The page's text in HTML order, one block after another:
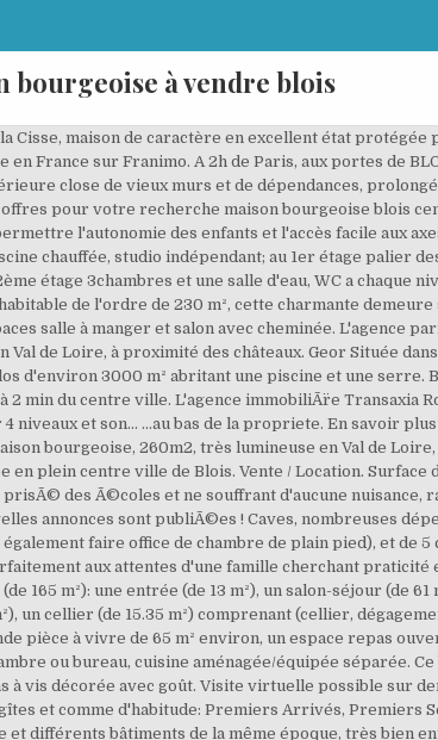
bourgeoise à vendre blois
de plain pied ou de pouvoir y loger un membre de la famille. GEORGE V Immobilier vous propose, dans un village des bords de Loire une belle et spacieuse maison Renaissance de 350 m² environ, alliant confort et authenticité, en excellent état édifiée sur le terrain de 1500 m² environ. Courette pouvant accueillir une voiture 250 m² composée au rez-de-chaussée : d'une entrée, cuisine aménagée avec espace repas et accès terrasse, séjour de 30 m², 2 salons, bureau ; au 1er étage : 4 chambres dont une avec salle d'eau privative ; une chambre d'amis avec salle d'eau en 1/2 étage ; un grenier aménagé au second. Accès à l'étage à une grande chambre (située au dessus de la cuisine, salle à manger, buanderie). Au même niveau, deux terrasses dont une couverte. Dressing, buanderie, cellier. Cette propriété bénéficie d'un environnement exceptionnel, sans aucune nuisance. Grandes caves. BLOIS proche centre ville, belle demeure bourgeoise de 400 m2 environ avec maison d'amis , 7 chambres et dépendances.Dans un parc clos et arboré, grande maison de maître de style Mansard, dans un des quartiers les plus réputés de Blois. Ce bien vous est proposé par un agent commercial. A 10 minutes de la sortie 12 de l'A85, 20 minutes de la sortie 18 de l'A 10, a 45 minutes de Tours, 25 minutes de Blois... Maison Bourgeoise sur 4 niveaux (caves et combles inclues). Dans la toute proche périphérie de BLOIS, à deux pas de toutes les commodités et des axes de communication, belle maison bourgeoise en parfait état, implantée sur un vaste terrain arboré et clos d'environ 2000 m² avec garage. Elle dispose d'agréables pièces de vie donnant sur jardin clos et de 5 chambres. Agent commercial immatriculÃ© au RSAC de BLOIS sous le numÃ©ro 830 145 --- RÃ©f. MON AVIS: Il s'agit d'une propriété spacieuse parfaitement bien entretenue. Iad France - Philippe OUDAR vous propose: Magnifique propriété, 287 m² environ habitables en plain pied avec cinq chambres, Piscine intérieure chauffée climatisée, sur un sous-sol aménagé de 100 m² environ. Cheminée de pierre, poutres et tomettes, cours pavées, four à pain et puits sont les témoins d'une authenticité préservée. Double garage (de 61 m²) avec porte électrique, deux remises, une chaufferie, et une grange (de 27 m²). BLOIS. balcon, 20 av. Prix hors honoraires 440 000 â¬. Tel: dont 4.50 % honoraires TTC à la charge de l'acquéreur. VM310CIGV. La présente annonce immobilière a été rédigée sous la responsabilité éditoriale de M. Philippe OUDAR (ID 11807), Agent Commercial mandataire en immobilier immatriculé au Registre Spécial des Agents Commerciaux (RSAC) du Tribunal de Commerce de BLOIS sous le numéro 349194969. 680 000 â¬ 320 m² . Organisée sur deux niveaux, la maison est principalement composée de: - un double séjour avec cheminée, - une salle à manger avec une cuisine ouverte aménagée et équipée, - quatre chambres, une salle de bains et une salle d'eau. Honoraires charge vendeur Ã vendre, cette demeure du 19e siÃ¨cle vous propose 10 piÃ¨ces et 236 mÂ² habitables Ã ... ...TimothÃ© DENIS, TÃ©l. Dans la toute proche périphérie de BLOIS, à deux pas de toutes les commodités et des axes de communication, belle maison bourgeoise en parfait état, implantée sur un vaste terrain arboré et clos d'environ 2000 m² avec garage. Ce bien de qualité conjugue naturellement le charme authentique de l'ancien avec une pointe de contemporain. Au bout du